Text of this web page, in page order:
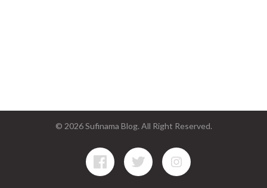
© 2026 Sufinama Blog. All Right Reserved.